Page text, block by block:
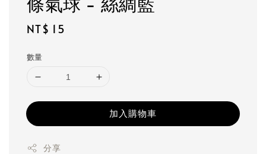
Regular
NT$ 15
數量
加入購物車
分享